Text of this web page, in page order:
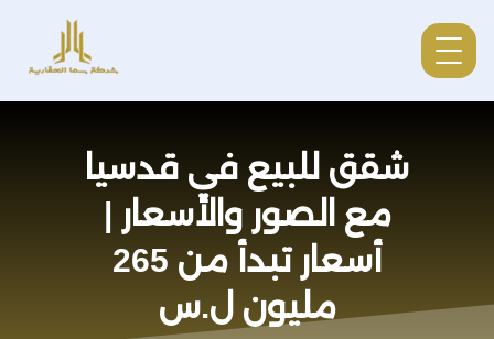
شقق للبيع في قدسيا
مع الصور والأسعار |
أسعار تبدأ من 265
مليون ل.س